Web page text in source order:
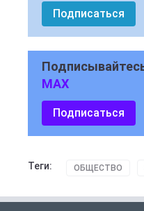
Подписаться
MAX
Подписаться
Теги: ОБЩЕСТВО